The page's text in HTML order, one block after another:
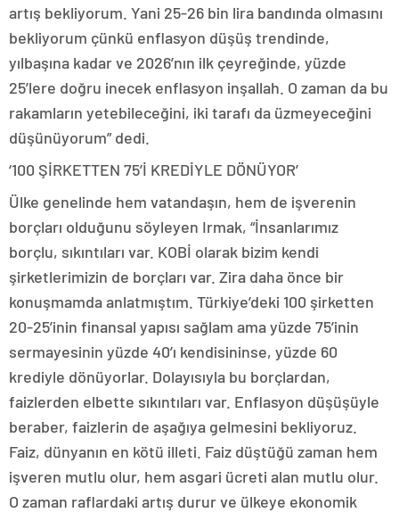
artış bekliyorum. Yani 25-26 bin lira bandında olmasını
bekliyorum çünkü enflasyon düşüş trendinde,
yılbaşına kadar ve 2026’nın ilk çeyreğinde, yüzde
25’lere doğru inecek enflasyon inşallah. O zaman da bu
rakamların yetebileceğini, iki tarafı da üzmeyeceğini
düşünüyorum” dedi.
‘100 ŞİRKETTEN 75’İ KREDİYLE DÖNÜYOR’
Ülke genelinde hem vatandaşın, hem de işverenin
borçları olduğunu söyleyen Irmak, “İnsanlarımız
borçlu, sıkıntıları var. KOBİ olarak bizim kendi
şirketlerimizin de borçları var. Zira daha önce bir
konuşmamda anlatmıştım. Türkiye’deki 100 şirketten
20-25’inin finansal yapısı sağlam ama yüzde 75’inin
sermayesinin yüzde 40’ı kendisininse, yüzde 60
krediyle dönüyorlar. Dolayısıyla bu borçlardan,
faizlerden elbette sıkıntıları var. Enflasyon düşüşüyle
beraber, faizlerin de aşağıya gelmesini bekliyoruz.
Faiz, dünyanın en kötü illeti. Faiz düştüğü zaman hem
işveren mutlu olur, hem asgari ücreti alan mutlu olur.
O zaman raflardaki artış durur ve ülkeye ekonomik